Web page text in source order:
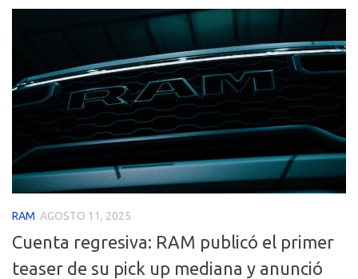
RAM AGOSTO 11, 2025
Cuenta regresiva: RAM publicó el primer
teaser de su pick up mediana y anunció